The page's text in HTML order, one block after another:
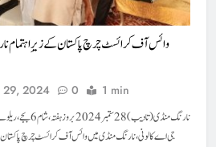
وائس آف کرائسٹ چرچ پاکستان کے زیرِ اہتمام
29, 2024 0 1 min
جی اے کالونی، نارنگ منڈی میں وائس آف کرائسٹ چرچ پاکستان